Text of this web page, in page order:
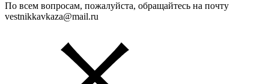
По всем вопросам, пожалуйста, обращайтесь на почту
vestnikkavkaza@mail.ru